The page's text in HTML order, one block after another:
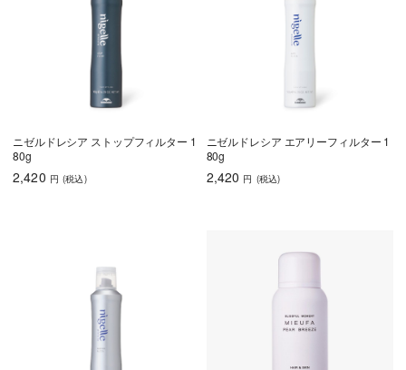
ニゼルドレシア ストップフィルター 1
80g
2,420 円 (税込)
ニゼルドレシア エアリーフィルター 1
80g
2,420 円 (税込)